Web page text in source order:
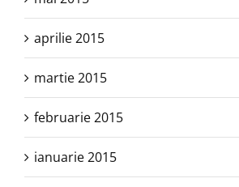
aprilie 2015
martie 2015
februarie 2015
ianuarie 2015